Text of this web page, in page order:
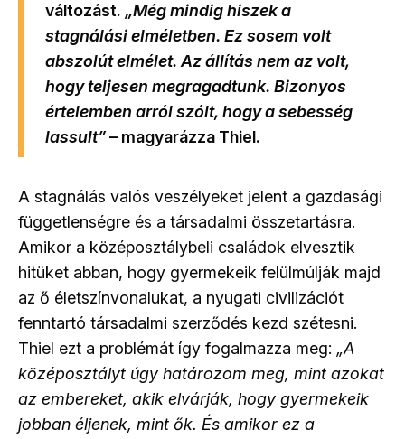
változást. „Még mindig hiszek a
stagnálási elméletben. Ez sosem volt
abszolút elmélet. Az állítás nem az volt,
hogy teljesen megragadtunk. Bizonyos
értelemben arról szólt, hogy a sebesség
lassult”– magyarázza Thiel.
A stagnálás valós veszélyeket jelent a gazdasági
függetlenségre és a társadalmi összetartásra.
Amikor a középosztálybeli családok elvesztik
hitüket abban, hogy gyermekeik felülmúlják majd
az ő életszínvonalukat, a nyugati civilizációt
fenntartó társadalmi szerződés kezd szétesni.
Thiel ezt a problémát így fogalmazza meg: „A
középosztályt úgy határozom meg, mint azokat
az embereket, akik elvárják, hogy gyermekeik
jobban éljenek, mint ők. És amikor ez a